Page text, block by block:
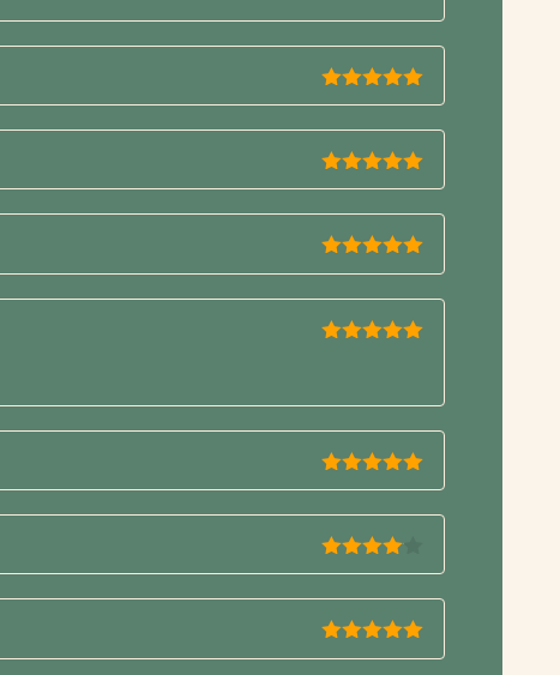
5de 5
5de 5
5de 5
5de 5
4de 5
5de 5